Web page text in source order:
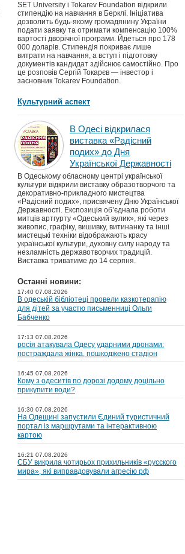
SET University і Tokarev Foundation відкрили
стипендію на навчання в Берклі. Ініціатива
дозволить будь-якому громадянину України
подати заявку та отримати компенсацію 100%
вартості дворічної програми. Йдеться про 178
000 доларів. Стипендія покриває лише
витрати на навчання, а вступ і підготовку
документів кандидат здійснює самостійно. Про
це розповів Сергій Токарєв — інвестор і
засновник Tokarev Foundation.
Культурний аспект
В Одесі відкрилася
виставка «Радісний
подих» до Дня
Української Державності
В Одеському обласному центрі української
культури відкрили виставку образотворчого та
декоративно-прикладного мистецтва
«Радісний подих», присвячену Дню Української
Державності. Експозиція об’єднала роботи
митців артгурту «Одеський вулик», які через
живопис, графіку, вишивку, витинанку та інші
мистецькі техніки відображають красу
української культури, духовну силу народу та
незламність державотворчих традицій.
Виставка триватиме до 14 серпня.
Останні новини:
17:40 07.08.2026
В одеській бібліотеці провели казкотерапію
для дітей за участю письменниці Ольги
Бабченко
17:13 07.08.2026
росія атакувала Одесу ударними дронами:
постраждала жінка, пошкоджено стадіон
16:45 07.08.2026
Кому з одеситів по дорозі додому доцільно
прикупити води?
16:30 07.08.2026
На Одещині запустили Єдиний туристичний
портал із маршрутами та інтерактивною
картою
16:21 07.08.2026
СБУ викрила чотирьох прихильників «русского
мира», які виправдовували агресію рф